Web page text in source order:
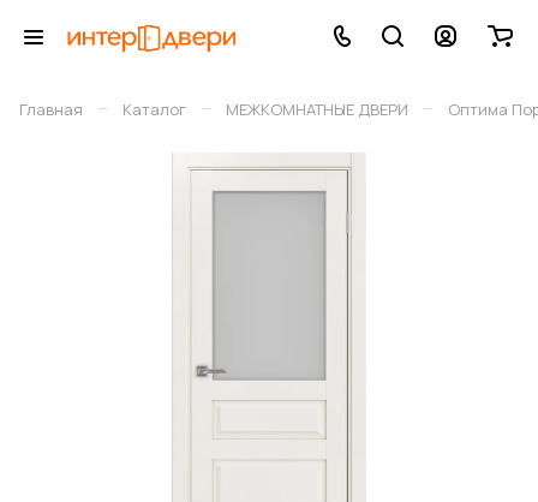
Главная – Каталог – МЕЖКОМНАТНЫЕ ДВЕРИ – Оптима